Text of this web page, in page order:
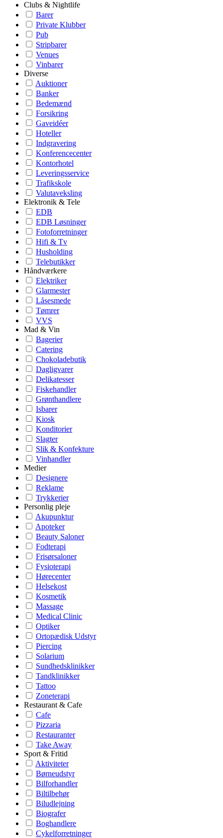
Clubs & Nightlife
Barer
Private Klubber
Pub
Stripbarer
Venues
Vinbarer
Diverse
Auktioner
Banker
Bedemænd
Forsikring
Gaveidéer
Hoteller
Indgravering
Konferencecenter
Kontorhotel
Leveringsservice
Trafikskole
Valutaveksling
Elektronik & Tele
EDB
EDB Løsninger
Fotoforretninger
Hifi & Tv
Husholding
Telebutikker
Håndværkere
Elektriker
Glarmester
Låsesmede
Tømrer
VVS
Mad & Vin
Bagerier
Catering
Chokoladebutik
Dagligvarer
Delikatesser
Fiskehandler
Grønthandlere
Isbarer
Kiosk
Konditorier
Slagter
Slik & Konfekture
Vinhandler
Medier
Designere
Reklame
Trykkerier
Personlig pleje
Akupunktur
Apoteker
Beauty Saloner
Fodterapi
Frisørsaloner
Fysioterapi
Hørecenter
Helsekost
Kosmetik
Massage
Medical Clinic
Optiker
Ortopædisk Udstyr
Piercing
Solarium
Sundhedsklinikker
Tandklinikker
Tattoo
Zoneterapi
Restaurant & Cafe
Cafe
Pizzaria
Restauranter
Take Away
Sport & Fritid
Aktiviteter
Børneudstyr
Bilforhandler
Biltilbehør
Biludlejning
Biografer
Boghandlere
Cykelforretninger